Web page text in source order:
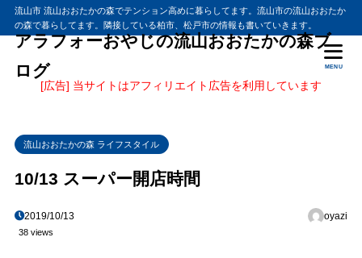
流山市 流山おおたかの森でテンション高めに暮らしてます。流山市の流山おおたか
の森で暮らしてます。隣接している柏市、松戸市の情報も書いていきます。
アラフォーおやじの流山おおたかの森ブ
ログ
MENU
[広告] 当サイトはアフィリエイト広告を利用しています
流山おおたかの森 ライフスタイル
10/13 スーパー開店時間
2019/10/13 oyazi
38 views